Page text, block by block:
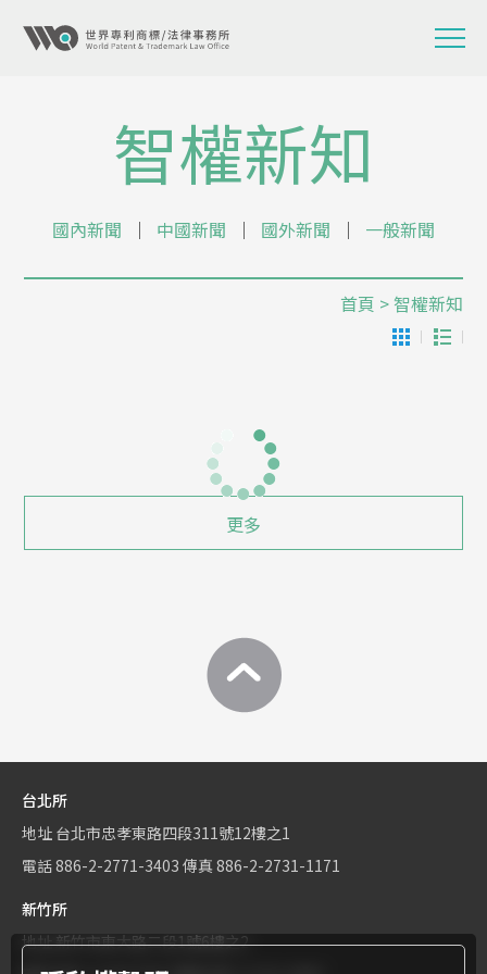
智權新知
國內新聞 │ 中國新聞 │ 國外新聞 │ 一般新聞
首頁 > 智權新知
更多
台北所
地址 台北市忠孝東路四段311號12樓之1
電話886-2-2771-3403 傳真 886-2-2731-1171
新竹所
地址新竹市東大路二段1號6樓之2